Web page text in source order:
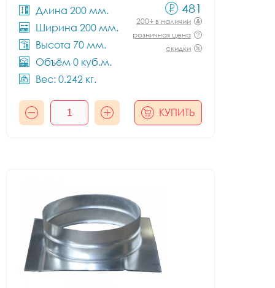
Длина 200 мм.
Ширина 200 мм.
Высота 70 мм.
Объём 0 куб.м.
Вес: 0.242 кг.
481
200+ в наличии
розничная цена
скидки
КУПИТЬ